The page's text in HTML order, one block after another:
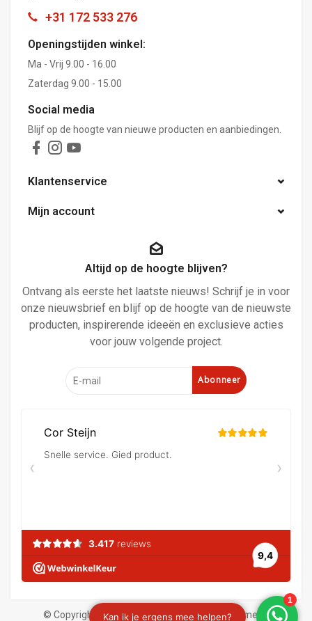
+31 172 533 276
Openingstijden winkel:
Ma - Vrij 9.00 - 16.00
Zaterdag 9.00 - 15.00
Social media
Blijf op de hoogte van nieuwe producten en aanbiedingen.
Klantenservice
Mijn account
Altijd op de hoogte blijven?
Ontvang als eerste het laatste nieuws! Schrijf je in voor
onze nieuwsbrief en blijf op de hoogte van de nieuwste
producten, inspirerende ideeën en exclusieve acties
voor jouw volgende project.
Abonneer
© Copyright 2026 Verf en behangland | Algemene